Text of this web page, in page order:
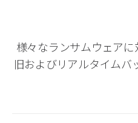
様々なランサムウェア
旧およびリアルタイム